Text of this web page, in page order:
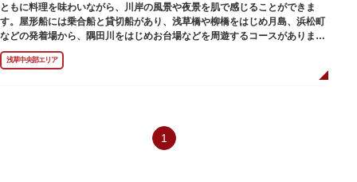
ともに料理を味わいながら、川岸の風景や夜景を肌で感じることができま
す。屋形船には乗合船と貸切船があり、浅草橋や柳橋をはじめ月島、浜松町
などの発着場から、隅田川をはじめお台場などを周遊するコースがありま
す。
浅草中央部エリア
1